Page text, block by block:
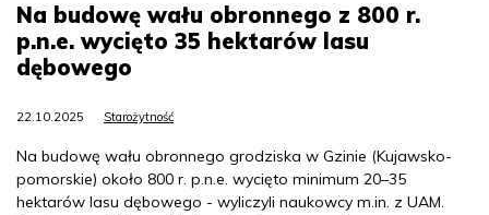
Na budowę wału obronnego z 800 r.
p.n.e. wycięto 35 hektarów lasu
dębowego
22.10.2025 Starożytność
Na budowę wału obronnego grodziska w Gzinie (Kujawsko-
pomorskie) około 800 r. p.n.e. wycięto minimum 20–35
hektarów lasu dębowego - wyliczyli naukowcy m.in. z UAM.